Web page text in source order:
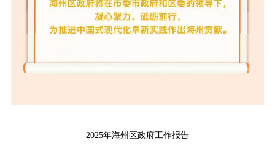
2025年海州区政府工作报告